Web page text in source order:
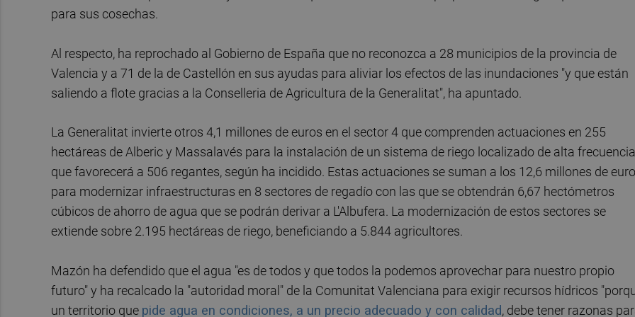
para sus cosechas.
Al respecto, ha reprochado al Gobierno de España que no reconozca a 28 municipios de la provincia de
Valencia y a 71 de la de Castellón en sus ayudas para aliviar los efectos de las inundaciones "y que están
saliendo a flote gracias a la Conselleria de Agricultura de la Generalitat", ha apuntado.
La Generalitat invierte otros 4,1 millones de euros en el sector 4 que comprenden actuaciones en 255
hectáreas de Alberic y Massalavés para la instalación de un sistema de riego localizado de alta frecuencia
que favorecerá a 506 regantes, según ha incidido. Estas actuaciones se suman a los 12,6 millones de
para modernizar infraestructuras en 8 sectores de regadío con las que se obtendrán 6,67 hectómetros
cúbicos de ahorro de agua que se podrán derivar a L'Albufera. La modernización de estos sectores se
extiende sobre 2.195 hectáreas de riego, beneficiando a 5.844 agricultores.
Mazón ha defendido que el agua "es de todos y que todos la podemos aprovechar para nuestro propio
futuro" y ha recalcado la "autoridad moral" de la Comunitat Valenciana para exigir recursos hídricos
un territorio que pide agua en condiciones, a un precio adecuado y con calidad, debe tener razonas